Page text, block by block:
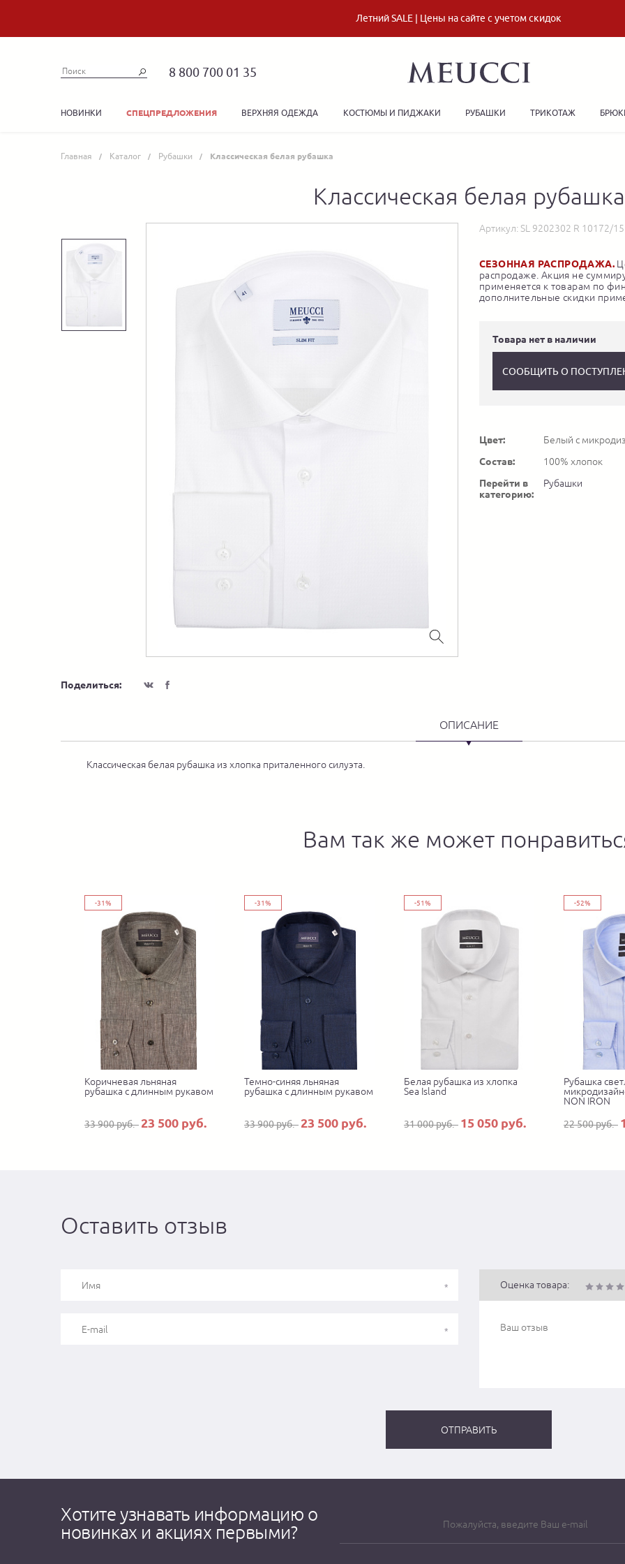
Летний SALE | Цены на сайте с учетом скидок
8 800 700 01 35
НОВИНКИ СПЕЦПРЕДЛОЖЕНИЯ ВЕРХНЯЯ ОДЕЖДА КОСТЮМЫ И ПИДЖАКИ РУБАШКИ ТРИКОТАЖ
Главная Каталог Рубашки Классическая белая рубашка
Классическая белая рубашка
Поделиться:
Артикул: SL 9202302 R 10172/
СЕЗОННАЯ РАСПРОДАЖА.
распродаже. Акция не
применяется к товарам по
дополнительные скидки
Товара нет в наличии
СООБЩИТЬ О
Цвет:
Белый с
Состав:
100% хлопок
Перейти в
категорию:
Рубашки
ОПИСАНИЕ
Классическая белая рубашка из хлопка приталенного силуэта.
Вам так же может
-31%
Коричневая льняная
рубашка с длинным рукавом
33 900 руб. 23 500 руб.
-31%
Темно-синяя льняная
рубашка с длинным рукавом
33 900 руб. 23 500 руб.
-51%
Белая рубашка из хлопка
Sea Island
31 000 руб. 15 050 руб.
-52%
Рубашка
NON IRON
22 500 руб.
Оставить отзыв
Оценка товара:
Хотите узнавать информацию о
новинках и акциях первыми?